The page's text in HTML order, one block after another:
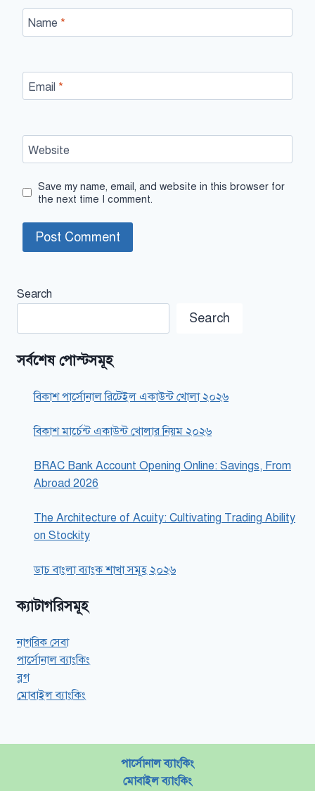
Name *
Email *
Website
Save my name, email, and website in this browser for
the next time I comment.
Search
Search
সর্বশেষ পোস্টসমূহ
বিকাশ পার্সোনাল রিটেইল একাউন্ট খোলা ২০২৬
বিকাশ মার্চেন্ট একাউন্ট খোলার নিয়ম ২০২৬
BRAC Bank Account Opening Online: Savings, From
Abroad 2026
The Architecture of Acuity: Cultivating Trading Ability
on Stockity
ডাচ বাংলা ব্যাংক শাখা সমূহ ২০২৬
ক্যাটাগরিসমূহ
নাগরিক সেবা
পার্সোনাল ব্যাংকিং
ব্লগ
মোবাইল ব্যাংকিং
পার্সোনাল ব্যাংকিং
মোবাইল ব্যাংকিং